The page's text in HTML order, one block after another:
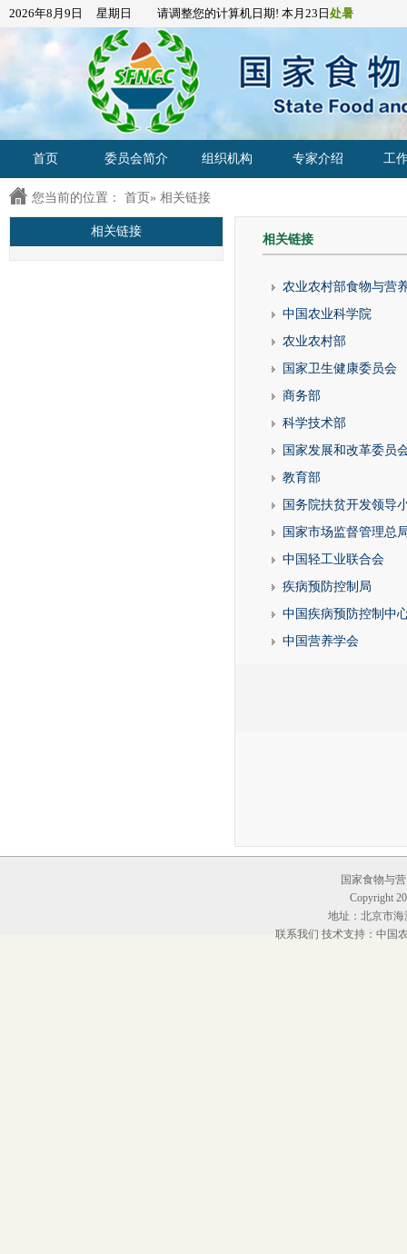
2026年8月9日 星期日 请调整您的计算机日期! 本月23日 处暑
首页 委员会简介 组织机构 专家介绍 工
您当前的位置： 首页 » 相关链接
相关链接
相关链接
农业农村部食物与营
中国农业科学院
农业农村部
国家卫生健康委员会
商务部
科学技术部
国家发展和改革委员
教育部
国务院扶贫开发领导
国家市场监督管理总
中国轻工业联合会
疾病预防控制局
中国疾病预防控制中
中国营养学会
国家食物与
Copyright
地址：北京市海
联系我们 技术支持：中国